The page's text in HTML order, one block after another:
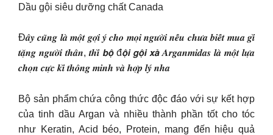
Dầu gội siêu dưỡng chất Canada
Đ𝒂̂𝒚 𝒄𝒖̃𝒏𝒈 𝒍𝒂̀ 𝒎𝒐̣̂𝒕 𝒈𝒐̛̣𝒊 𝒚́ 𝒄𝒉𝒐 𝒎𝒐̣𝒊 𝒏𝒈𝒖̛𝒐̛̀𝒊 𝒏𝒆̂́𝒖 𝒄𝒉𝒖̛𝒂 𝒃𝒊𝒆̂́𝒕 𝒎𝒖𝒂 𝒈𝒊̀
𝒕𝒂̣̆𝒏𝒈 𝒏𝒈𝒖̛𝒐̛̀𝒊 𝒕𝒉𝒂̂𝒏, 𝒕𝒉𝒊̀ 𝙗𝙤̣̂ đ𝙤̣̂𝙞 𝙜𝙤̣̂𝙞 𝙭𝙖̉ 𝑨𝒓𝒈𝒂𝒏𝒎𝒊𝒅𝒂𝒔 𝒍𝒂̀ 𝒎𝒐̣̂𝒕 𝒍𝒖̛̣𝒂
𝒄𝒉𝒐̣𝒏 𝒄𝒖̛̣𝒄 𝒌𝒊̀ 𝒕𝒉𝒐̂𝒏𝒈 𝒎𝒊𝒏𝒉 𝒗𝒂̀ 𝒉𝒐̛̣𝒑 𝒍𝒚́ 𝒏𝒉𝒂
Bộ sản phẩm chứa công thức độc đáo với sự kết hợp
của tinh dầu Argan và nhiều thành phần tốt cho tóc
như Keratin, Acid béo, Protein, mang đến hiệu quả